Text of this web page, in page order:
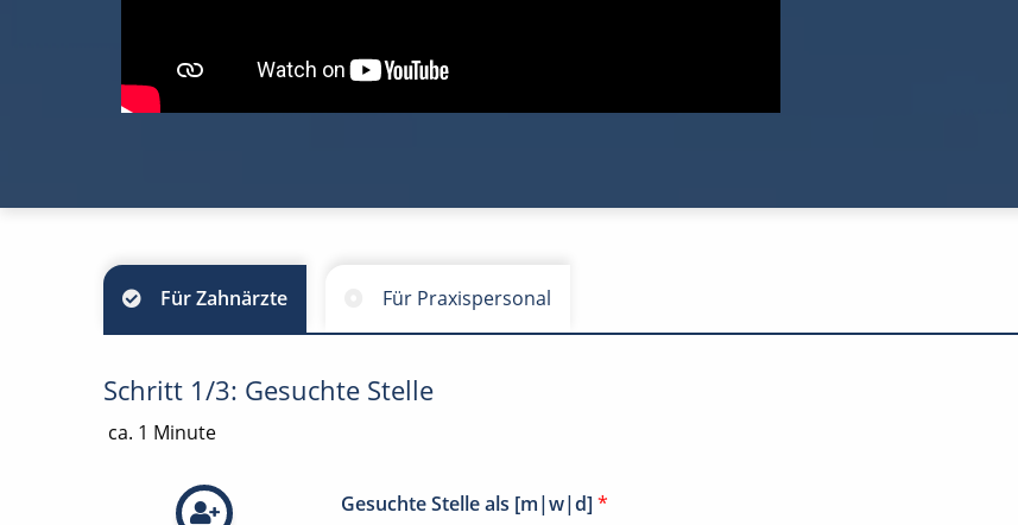
Für Zahnärzte Für Praxispersonal
Schritt 1/3: Gesuchte Stelle
ca. 1 Minute
Gesuchte Stelle als [m|w|d] *